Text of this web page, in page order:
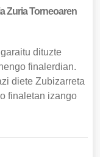
Zuria Torneoaren
dituzte
finalerdian.
diete Zubizarreta
finaletan izango